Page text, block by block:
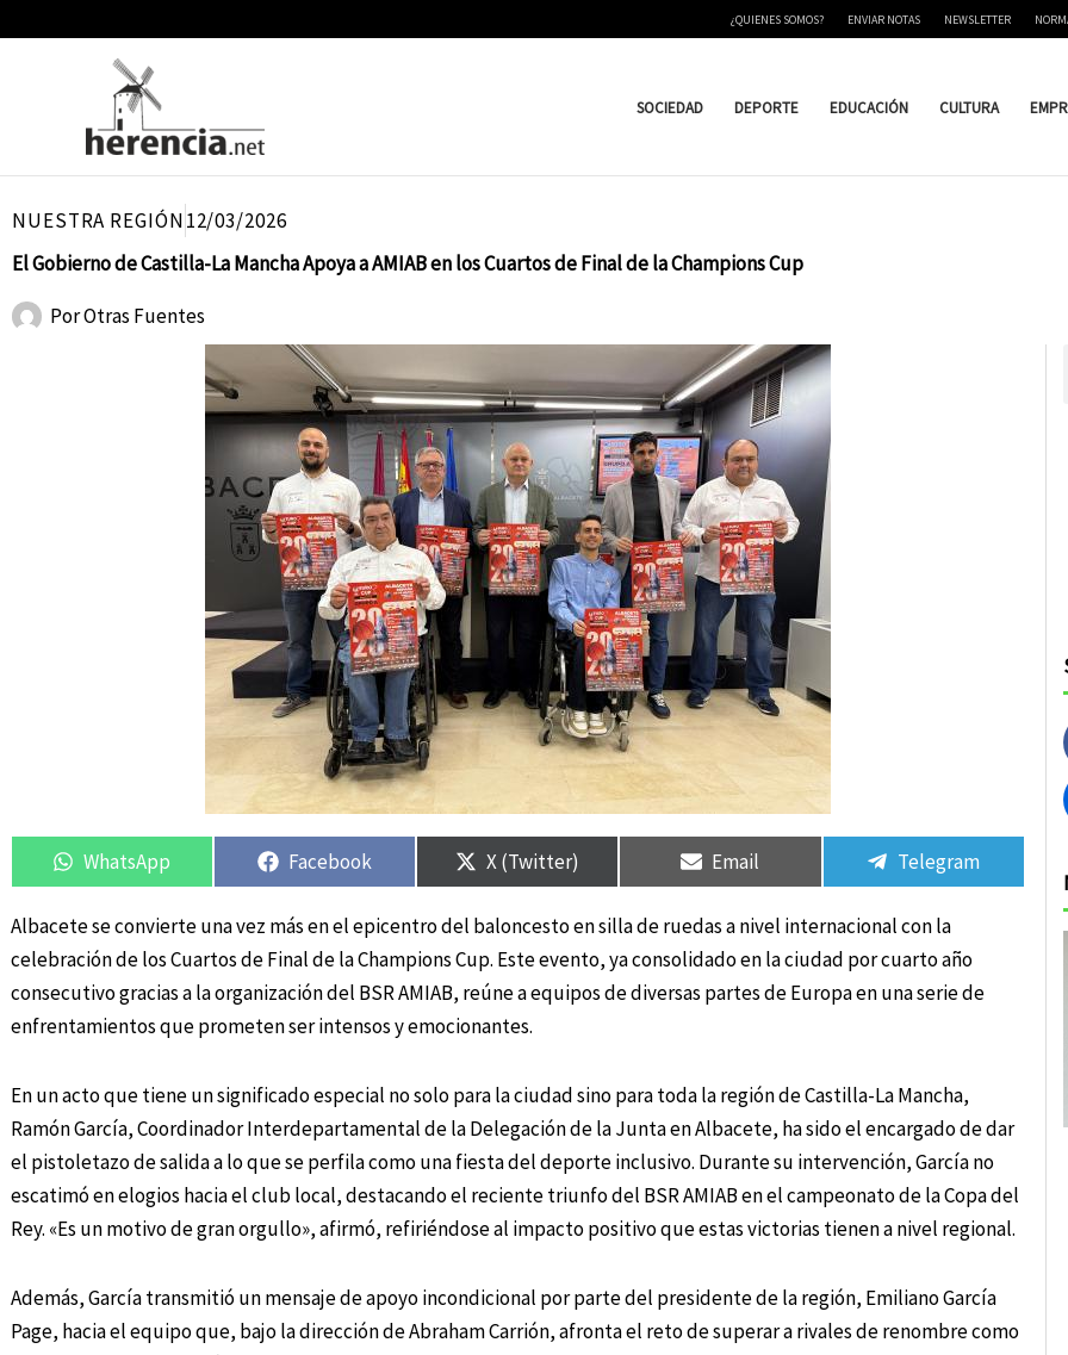
¿QUIENES SOMOS? ENVIAR NOTAS NEWSLETTER
SOCIEDAD DEPORTE EDUCACIÓN CULTURA
NUESTRA REGIÓN12/03/2026
El Gobierno de Castilla-La Mancha Apoya a AMIAB en los Cuartos de Final de la Champions Cup
PorOtras Fuentes
en
WhatsApp
Compartir
en
Facebook
Compartir
en
X (Twitter)
Compartir
en
Email
en
Telegram
Albacete se convierte una vez más en el epicentro del baloncesto en silla de ruedas a nivel internacional con la
celebración de los Cuartos de Final de la Champions Cup. Este evento, ya consolidado en la ciudad por cuarto año
consecutivo gracias a la organización del BSR AMIAB, reúne a equipos de diversas partes de Europa en una serie de
enfrentamientos que prometen ser intensos y emocionantes.
En un acto que tiene un significado especial no solo para la ciudad sino para toda la región de Castilla-La Mancha,
Ramón García, Coordinador Interdepartamental de la Delegación de la Junta en Albacete, ha sido el encargado de dar
el pistoletazo de salida a lo que se perfila como una fiesta del deporte inclusivo. Durante su intervención, García no
escatimó en elogios hacia el club local, destacando el reciente triunfo del BSR AMIAB en el campeonato de la Copa del
Rey. «Es un motivo de gran orgullo», afirmó, refiriéndose al impacto positivo que estas victorias tienen a nivel regional.
Además, García transmitió un mensaje de apoyo incondicional por parte del presidente de la región, Emiliano García
Page, hacia el equipo que, bajo la dirección de Abraham Carrión, afronta el reto de superar a rivales de renombre como
en
Compartir
en
Compartir
en
Compartir
en en